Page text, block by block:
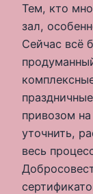
Тем, кто
зал,
Сейчас всё
привозом
уточнить,
весь